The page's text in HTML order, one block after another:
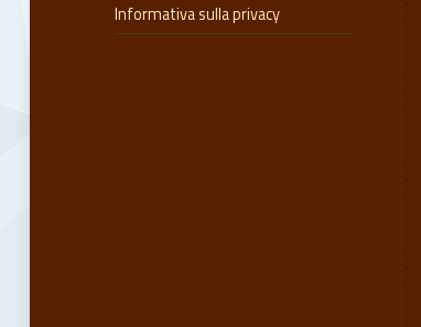
Informativa sulla privacy